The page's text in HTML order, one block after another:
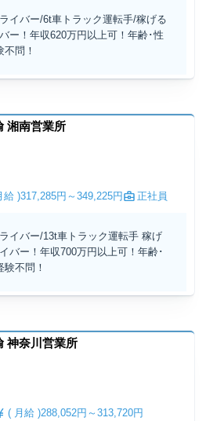
イバー/6t車トラック運転手/稼げる
ー！年収620万円以上可！年齢･性
不問！
湘南営業所
給 )317,285円～ 349,225円 正社員
イバー/13t車トラック運転手 稼げ
バー！年収700万円以上可！年齢･
験不問！
神奈川営業所
( 月給 )288,052円～ 313,720円